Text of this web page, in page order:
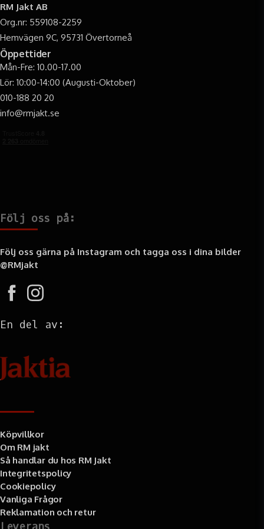
RM Jakt AB
Org.nr: 559108-2259
Hemvägen 9C, 95731 Övertorneå
Öppettider
Mån-Fre: 10.00-17.00
Lör: 10:00-14:00 (Augusti-Oktober)
010-188 20 20
info@rmjakt.se
Följ oss på:
Följ oss gärna på Instagram och tagga oss i dina bilder
@RMjakt
En del av:
Köpvillkor
Om RM jakt
Så handlar du hos RM Jakt
Integritetspolicy
Cookiepolicy
Vanliga Frågor
Reklamation och retur